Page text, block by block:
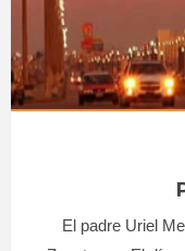
El padre Uriel